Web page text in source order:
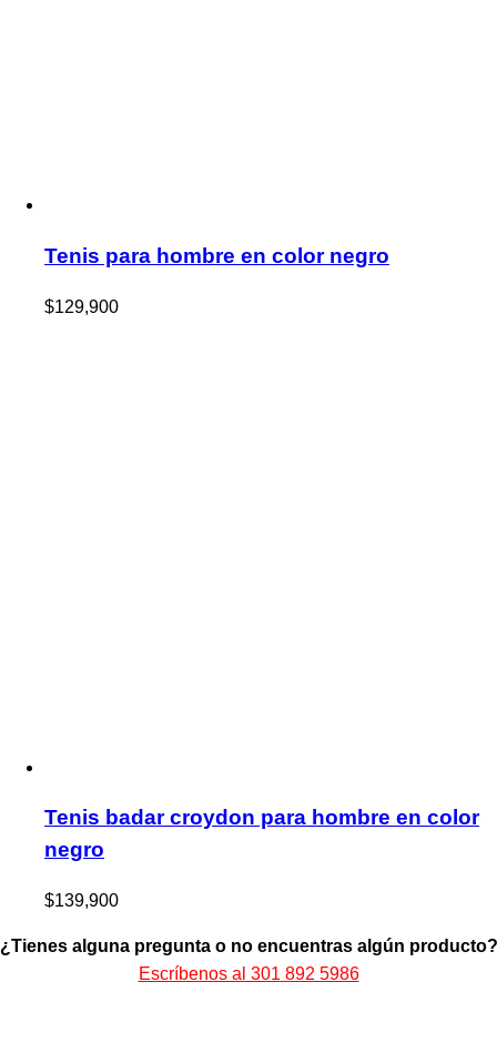
Tenis para hombre en color negro
$129,900
Tenis badar croydon para hombre en color
negro
$139,900
¿Tienes alguna pregunta o no encuentras algún producto?
Escríbenos al 301 892 5986